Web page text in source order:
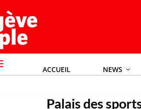
ACCUEIL NEWS
Palais des